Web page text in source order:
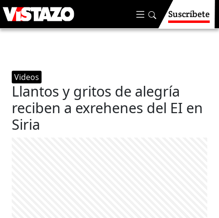
Suscríbete
Videos
Llantos y gritos de alegría
reciben a exrehenes del EI en
Siria